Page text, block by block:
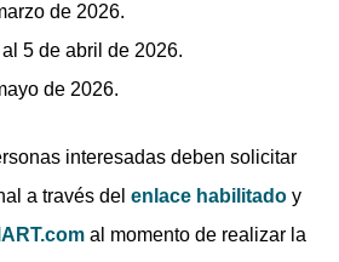
de 2026.
5 de abril de 2026.
de 2026.
interesadas deben solicitar
a través del enlace habilitado y
al momento de realizar la